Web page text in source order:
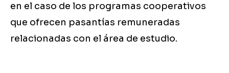
en el caso de los programas cooperativos
que ofrecen pasantías remuneradas
relacionadas con el área de estudio.